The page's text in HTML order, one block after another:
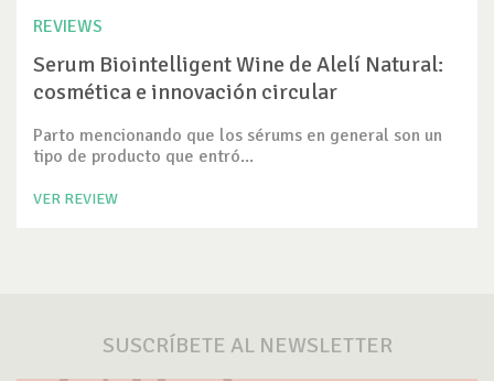
REVIEWS
Serum Biointelligent Wine de Alelí Natural:
cosmética e innovación circular
Parto mencionando que los sérums en general son un
tipo de producto que entró...
VER REVIEW
SUSCRÍBETE AL NEWSLETTER